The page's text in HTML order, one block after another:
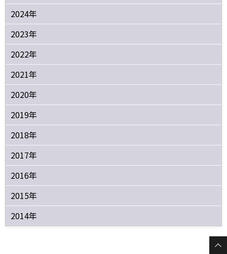
2024年
2023年
2022年
2021年
2020年
2019年
2018年
2017年
2016年
2015年
2014年